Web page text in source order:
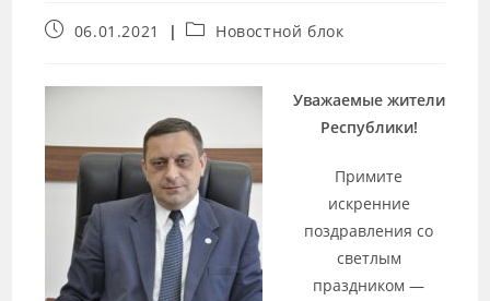
06.01.2021 Новостной блок
Уважаемые жители
Республики!
Примите
искренние
поздравления со
светлым
праздником —